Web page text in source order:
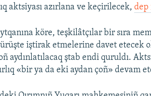
aktsiyası azırlana ve keçirilecek,dep
köre, teşkilâtçılar bir sıra
iştirak etmelerine davet etecek
aydınlatılacaq ştab endi quruldı.
«bir ya da eki aydan çoñ» devam